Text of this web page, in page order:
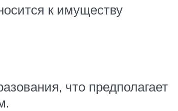
к имуществу
что предполагает